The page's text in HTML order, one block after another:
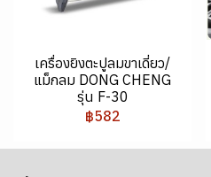
เครื่องยิงตะปูลมขาเดี่ยว/
แม็กลม DONG CHENG
รุ่น F-30
฿582